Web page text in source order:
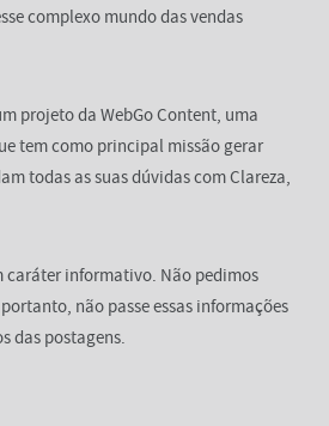
complexo mundo das vendas
projeto da WebGo Content, uma
tem como principal missão gerar
todas as suas dúvidas com Clareza,
caráter informativo. Não pedimos
não passe essas informações
das postagens.